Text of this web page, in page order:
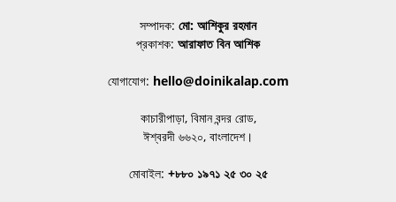
সম্পাদক: মো: আশিকুর রহমান
প্রকাশক: আরাফাত বিন আশিক
যোগাযোগ: hello@doinikalap.com
কাচারীপাড়া, বিমান বন্দর রোড,
ঈশ্বরদী ৬৬২০, বাংলাদেশ।
মোবাইল: +৮৮০ ১৯৭১ ২৫ ৩০ ২৫